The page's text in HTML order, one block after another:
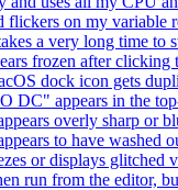
flickers on my variable
a very long time to
frozen after clicking
dock icon gets
DC" appears in the
overly sharp or
to have washed
or displays glitched
run from the editor,